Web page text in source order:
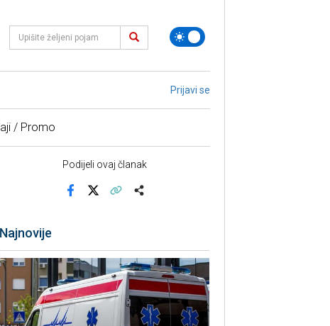
Prijavi se
/ Promo
Podijeli ovaj članak
Najnovije